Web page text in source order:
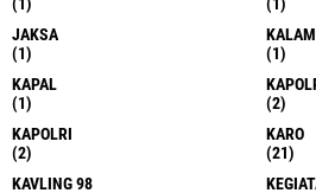
JAKSA
(1)
(1)
KAPAL
(1)
(2)
KAPOLRI
(2)
KARO
(21)
KAVLING 98